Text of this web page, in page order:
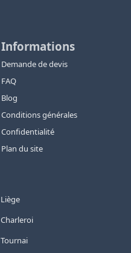
Informations
Demande de devis
FAQ
Blog
Conditions générales
Confidentialité
Plan du site
Liège
Charleroi
Tournai